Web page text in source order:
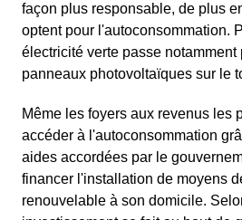
façon plus responsable, de plus
optent pour l'autoconsommation.
électricité verte passe
panneaux photovoltaïques sur le
Même les foyers aux revenus les
accéder à l'autoconsommation
aides accordées par le
financer l'installation de moyens
renouvelable à son domicile.